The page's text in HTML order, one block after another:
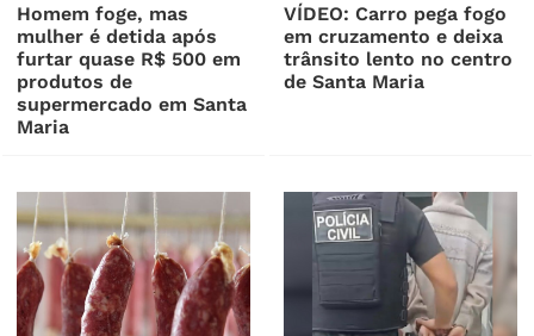
Homem foge, mas
mulher é detida após
furtar quase R$ 500 em
produtos de
supermercado em Santa
Maria
VÍDEO: Carro pega fogo
em cruzamento e deixa
trânsito lento no centro
de Santa Maria